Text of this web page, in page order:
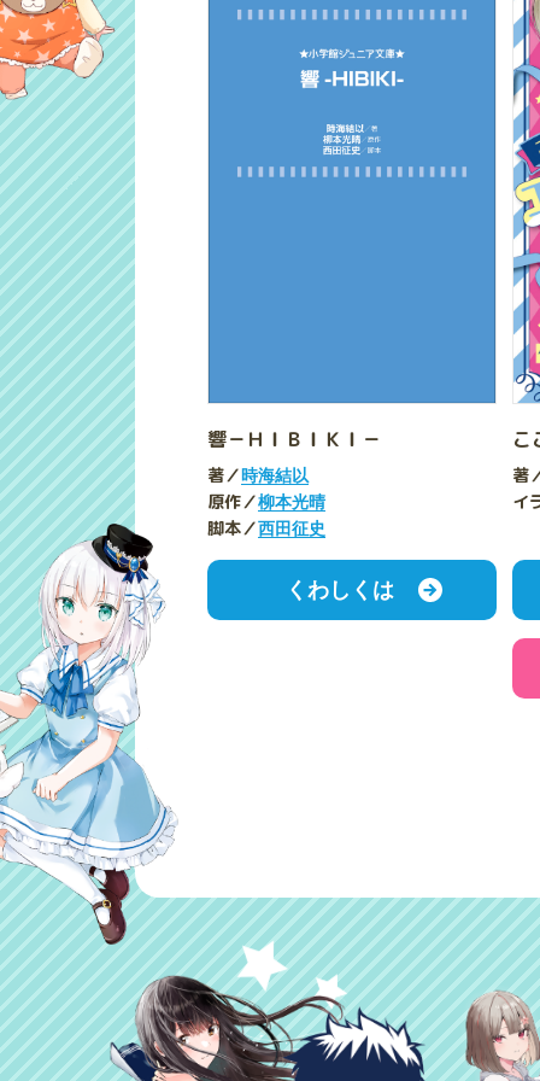
響－ＨＩＢＩＫＩ－
著／時海結以
原作／柳本光晴
脚本／西田征史
くわしくは
こ
著
イ